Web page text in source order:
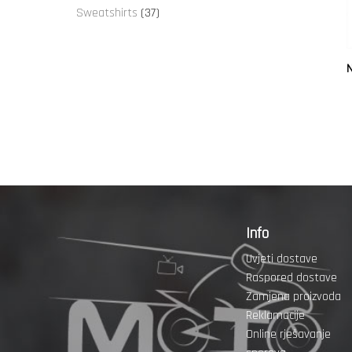
proizvoda
Sweatshirts 3737
Info
Uvjeti dostave
Raspored dostave
Zamjena proizvoda
Reklamacije
Online rješavanje